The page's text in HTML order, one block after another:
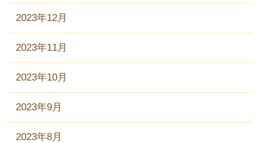
2023年12月
2023年11月
2023年10月
2023年9月
2023年8月